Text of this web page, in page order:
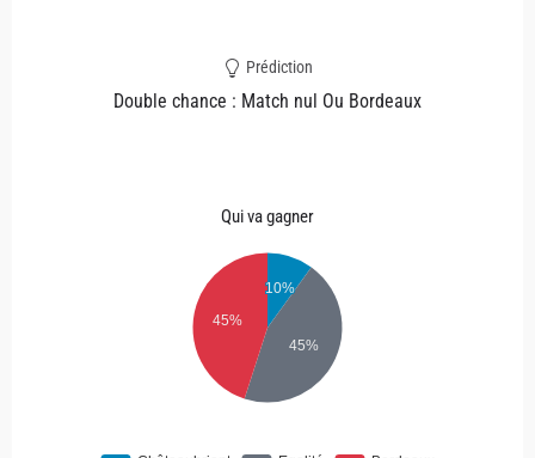
Prédiction
Double chance : Match nul Ou Bordeaux
Qui va gagner